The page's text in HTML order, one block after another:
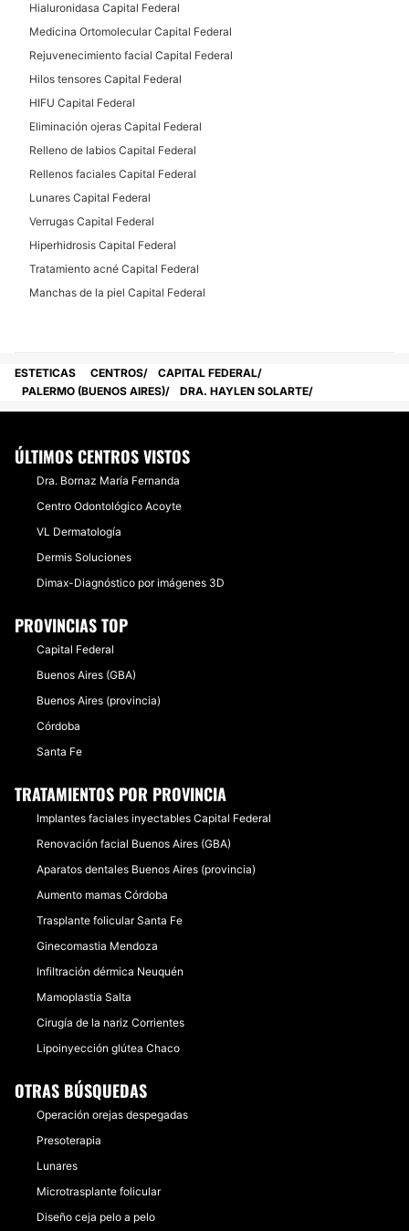
Hialuronidasa Capital Federal
Medicina Ortomolecular Capital Federal
Rejuvenecimiento facial Capital Federal
Hilos tensores Capital Federal
HIFU Capital Federal
Eliminación ojeras Capital Federal
Relleno de labios Capital Federal
Rellenos faciales Capital Federal
Lunares Capital Federal
Verrugas Capital Federal
Hiperhidrosis Capital Federal
Tratamiento acné Capital Federal
Manchas de la piel Capital Federal
ESTETICAS CENTROS
CAPITAL FEDERAL
PALERMO (BUENOS AIRES)
DRA. HAYLEN SOLARTE
ÚLTIMOS CENTROS VISTOS
Dra. Bornaz María Fernanda
Centro Odontológico Acoyte
VL Dermatología
Dermis Soluciones
Dimax-Diagnóstico por imágenes 3D
PROVINCIAS TOP
Capital Federal
Buenos Aires (GBA)
Buenos Aires (provincia)
Córdoba
Santa Fe
TRATAMIENTOS POR PROVINCIA
Implantes faciales inyectables Capital Federal
Renovación facial Buenos Aires (GBA)
Aparatos dentales Buenos Aires (provincia)
Aumento mamas Córdoba
Trasplante folicular Santa Fe
Ginecomastia Mendoza
Infiltración dérmica Neuquén
Mamoplastia Salta
Cirugía de la nariz Corrientes
Lipoinyección glútea Chaco
OTRAS BÚSQUEDAS
Operación orejas despegadas
Presoterapia
Lunares
Microtrasplante folicular
Diseño ceja pelo a pelo